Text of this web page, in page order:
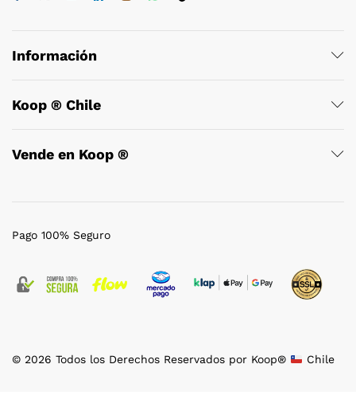
Información
Koop ® Chile
Vende en Koop ®
© 2026 Todos los Derechos Reservados por Koop® Chile
Pago 100% Seguro